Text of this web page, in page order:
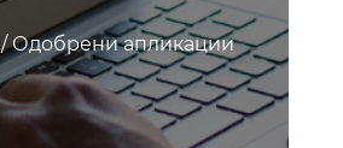
/Одобрени апликации